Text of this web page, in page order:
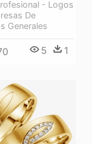
- Logos
De
Generales
5 1